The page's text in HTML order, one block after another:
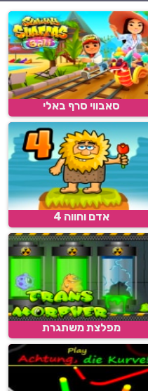
סאבווי סרף באלי
אדם וחווה 4
מפלצת משתגרת